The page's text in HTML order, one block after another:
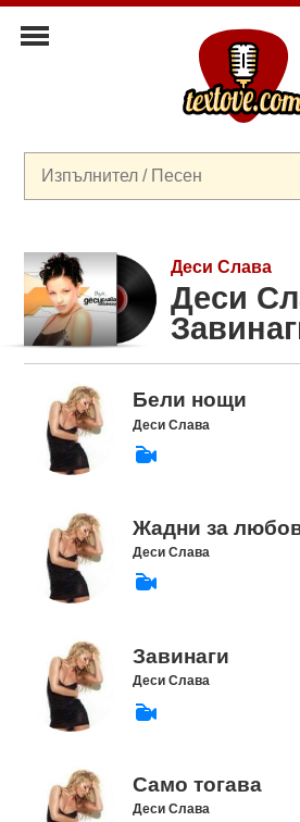
Деси Слава
Деси
Бели нощи
Деси Слава
Жадни за
Деси Слава
Завинаги
Деси Слава
Само тогава
Деси Слава